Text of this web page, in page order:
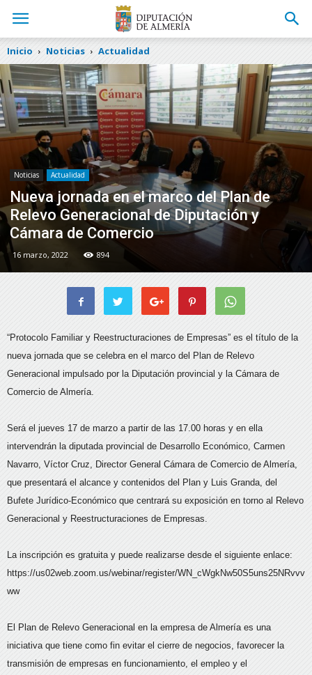
Inicio Noticias Actualidad
Noticias Actualidad
Nueva jornada en el marco del Plan de
Relevo Generacional de Diputación y
Cámara de Comercio
16 marzo, 2022 894
“Protocolo Familiar y Reestructuraciones de Empresas” es el título de la
nueva jornada que se celebra en el marco del Plan de Relevo
Generacional impulsado por la Diputación provincial y la Cámara de
Comercio de Almería.
Será el jueves 17 de marzo a partir de las 17.00 horas y en ella
intervendrán la diputada provincial de Desarrollo Económico, Carmen
Navarro, Víctor Cruz, Director General Cámara de Comercio de Almería,
que presentará el alcance y contenidos del Plan y Luis Granda, del
Bufete Jurídico-Económico que centrará su exposición en torno al Relevo
Generacional y Reestructuraciones de Empresas.
La inscripción es gratuita y puede realizarse desde el siguiente enlace:
https://us02web.zoom.us/webinar/register/WN_cWgkNw50S5uns25NRvvv
ww
El Plan de Relevo Generacional en la empresa de Almería es una
iniciativa que tiene como fin evitar el cierre de negocios, favorecer la
transmisión de empresas en funcionamiento, el empleo y el